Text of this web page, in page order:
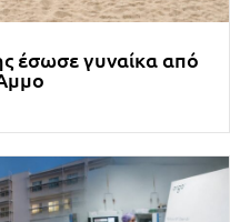
έσωσε γυναίκα από